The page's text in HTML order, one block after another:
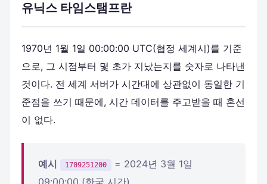
유닉스 타임스탬프란
1970년 1월 1일 00:00:00 UTC(협정 세계시)를 기준
으로, 그 시점부터 몇 초가 지났는지를 숫자로 나타낸
것이다. 전 세계 서버가 시간대에 상관없이 동일한 기
준점을 쓰기 때문에, 시간 데이터를 주고받을 때 혼선
이 없다.
예시 1709251200
= 2024년 3월 1일
09:00:00 (한국 시간)